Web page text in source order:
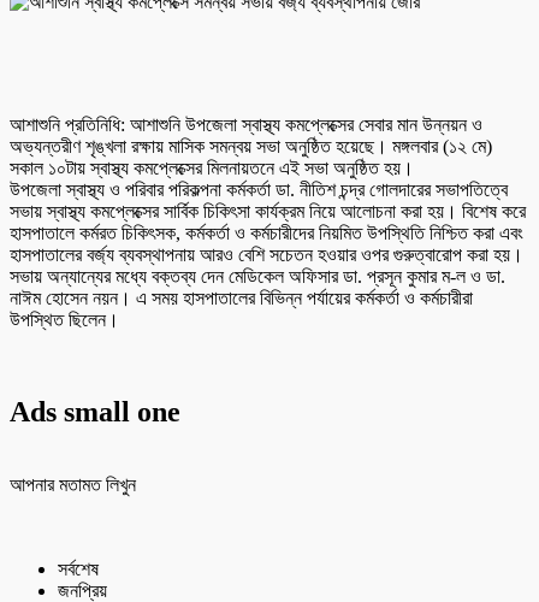
আশাশুনি প্রতিনিধি: আশাশুনি উপজেলা স্বাস্থ্য কমপ্লেক্সের সেবার মান উন্নয়ন ও
অভ্যন্তরীণ শৃঙ্খলা রক্ষায় মাসিক সমন্বয় সভা অনুষ্ঠিত হয়েছে। মঙ্গলবার (১২ মে)
সকাল ১০টায় স্বাস্থ্য কমপ্লেক্সের মিলনায়তনে এই সভা অনুষ্ঠিত হয়।
উপজেলা স্বাস্থ্য ও পরিবার পরিকল্পনা কর্মকর্তা ডা. নীতিশ চন্দ্র গোলদারের সভাপতিত্বে
সভায় স্বাস্থ্য কমপ্লেক্সের সার্বিক চিকিৎসা কার্যক্রম নিয়ে আলোচনা করা হয়। বিশেষ করে
হাসপাতালে কর্মরত চিকিৎসক, কর্মকর্তা ও কর্মচারীদের নিয়মিত উপস্থিতি নিশ্চিত করা এবং
হাসপাতালের বর্জ্য ব্যবস্থাপনায় আরও বেশি সচেতন হওয়ার ওপর গুরুত্বারোপ করা হয়।
সভায় অন্যান্যের মধ্যে বক্তব্য দেন মেডিকেল অফিসার ডা. প্রসূন কুমার ম-ল ও ডা.
নাঈম হোসেন নয়ন। এ সময় হাসপাতালের বিভিন্ন পর্যায়ের কর্মকর্তা ও কর্মচারীরা
উপস্থিত ছিলেন।
Ads small one
আপনার মতামত লিখুন
সর্বশেষ
জনপ্রিয়